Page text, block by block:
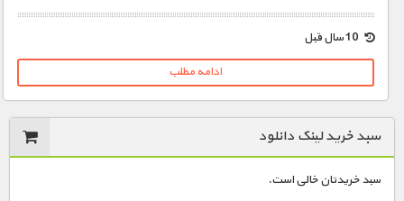
ادامه مطلب
سبد خرید لینک دانلود
سبد خریدتان خالی است.